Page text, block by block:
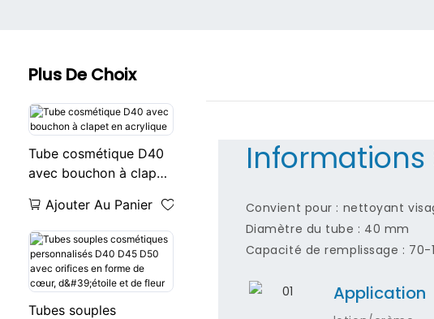
Informations
Convient pour : nettoyant
Diamètre du tube : 40 mm
Capacité de remplissage : 70-
Application
Plus De Choix
Tube cosmétique D40
avec bouchon à clapet
Ajouter Au Panier
Tubes souples